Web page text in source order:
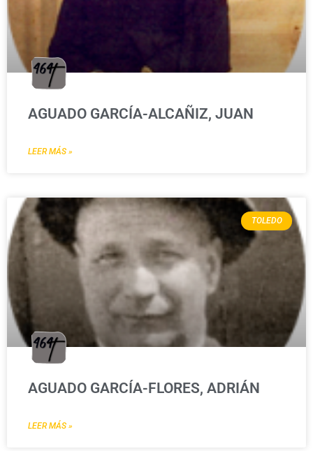
AGUADO GARCÍA-ALCAÑIZ, JUAN
LEER MÁS »
TOLEDO
AGUADO GARCÍA-FLORES, ADRIÁN
LEER MÁS »